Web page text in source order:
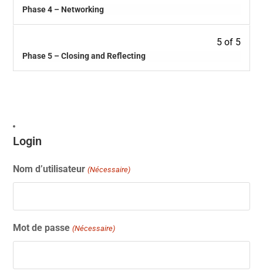
Phase 4 – Networking
5 of 5
Phase 5 – Closing and Reflecting
Login
Nom d’utilisateur (Nécessaire)
Mot de passe (Nécessaire)